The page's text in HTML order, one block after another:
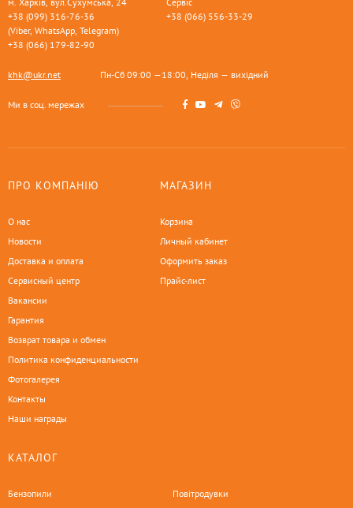
+38 (099) 316-76-36
(Viber, WhatsApp, Telegram)
+38 (066) 179-82-90
+38 (066) 556-33-29
khk@ukr.net Пн-Сб 09:00 —18:00, Неділя — вихідний
Ми в соц. мережах
ПРО КОМПАНІЮ
О нас
Новости
Доставка и оплата
Сервисный центр
Вакансии
Гарантия
Возврат товара и обмен
Политика конфиденциальности
Фотогалерея
Контакты
Наши награды
МАГАЗИН
Корзина
Личный кабинет
Оформить заказ
Прайс-лист
КАТАЛОГ
Бензопили
Повітродувки